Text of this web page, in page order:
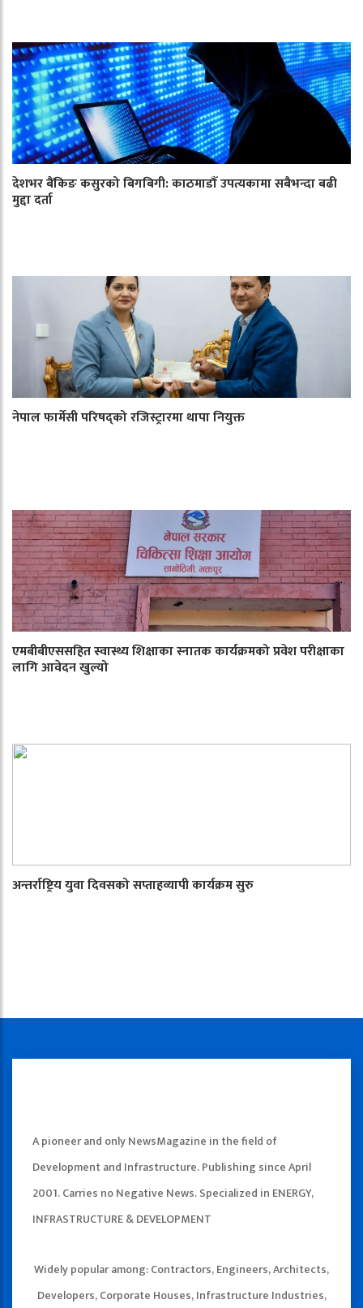
देशभर बैंकिङ कसुरको बिगबिगी: काठमाडौँ उपत्यकामा सबैभन्दा बढी
मुद्दा दर्ता
नेपाल फार्मेसी परिषद्को रजिस्ट्रारमा थापा नियुक्त
एमबीबीएससहित स्वास्थ्य शिक्षाका स्नातक कार्यक्रमको प्रवेश परीक्षाका
लागि आवेदन खुल्यो
अन्तर्राष्ट्रिय युवा दिवसको सप्ताहव्यापी कार्यक्रम सुरु
A pioneer and only NewsMagazine in the field of
Development and Infrastructure. Publishing since April
2001. Carries no Negative News. Specialized in ENERGY,
INFRASTRUCTURE & DEVELOPMENT
Widely popular among: Contractors, Engineers, Architects,
Developers, Corporate Houses, Infrastructure Industries,